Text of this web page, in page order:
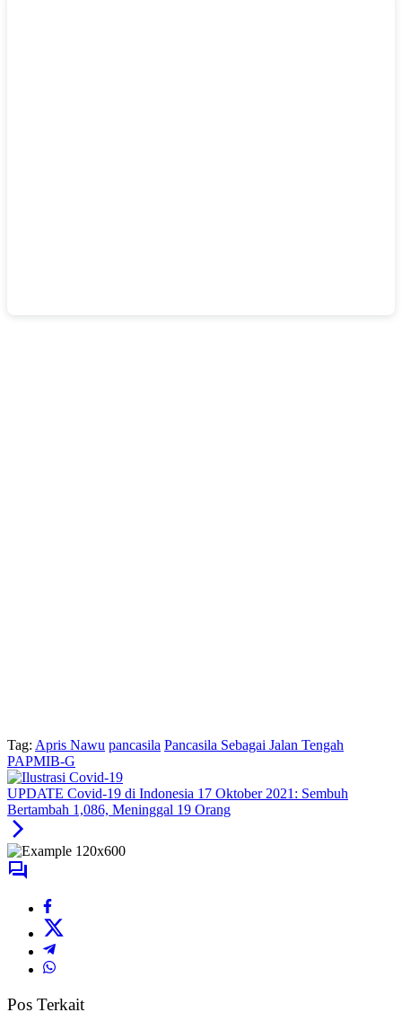
Tag: Apris Nawu pancasila Pancasila Sebagai Jalan Tengah
PAPMIB-G
UPDATE Covid-19 di Indonesia 17 Oktober 2021: Sembuh
Bertambah 1,086, Meninggal 19 Orang
Pos Terkait